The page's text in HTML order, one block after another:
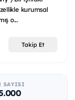
kurumsal
o...
Takip Et
SAYISI